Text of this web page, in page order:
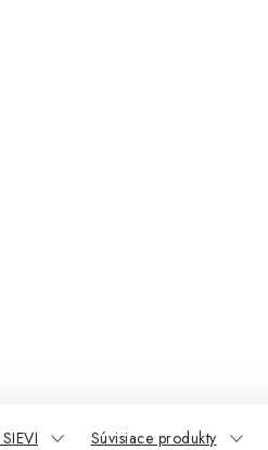
Súvisiace produkty